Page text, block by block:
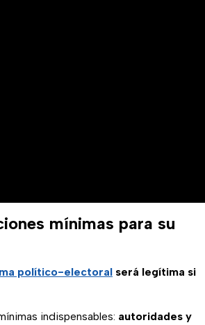
mínimas para su
político-electoral será legítima si
indispensables: autoridades y